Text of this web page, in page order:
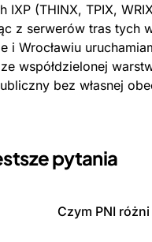
IXP (THINX, TPIX,
z serwerów tras tych
i Wrocławiu
współdzielonej
bez własnej
pytania
Czym PNI